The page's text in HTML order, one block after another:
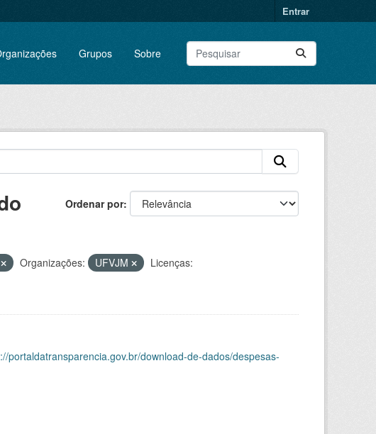
Entrar
Grupos Sobre
Ordenar por
Organizações: UFVJM
Licenças:
portaldatransparencia.gov.br/download-de-dados/despesas-